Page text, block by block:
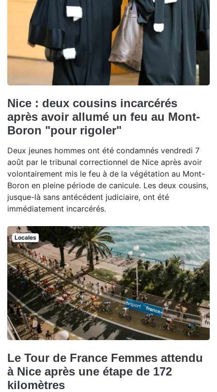
Nice : deux cousins incarcérés
après avoir allumé un feu au Mont-
Boron "pour rigoler"
Deux jeunes hommes ont été condamnés vendredi 7
août par le tribunal correctionnel de Nice après avoir
volontairement mis le feu à de la végétation au Mont-
Boron en pleine période de canicule. Les deux cousins,
jusque-là sans antécédent judiciaire, ont été
immédiatement incarcérés.
Locales
Le Tour de France Femmes attendu
à Nice après une étape de 172
kilomètres